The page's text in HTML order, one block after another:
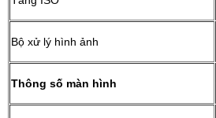
Bộ xử lý hình ảnh
Thông số màn hình